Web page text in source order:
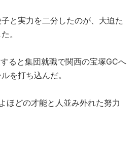
と実力を二分したのが、大迫た
。
ると集団就職で関西の宝塚GCへ
を打ち込んだ。
ほどの才能と人並み外れた努力